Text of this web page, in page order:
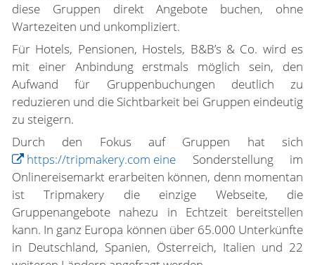
diese Gruppen direkt Angebote buchen, ohne
Wartezeiten und unkompliziert.
Für Hotels, Pensionen, Hostels, B&B’s & Co. wird es
mit einer Anbindung erstmals möglich sein, den
Aufwand für Gruppenbuchungen deutlich zu
reduzieren und die Sichtbarkeit bei Gruppen eindeutig
zu steigern.
Durch den Fokus auf Gruppen hat sich
https://tripmakery.com eine Sonderstellung im
Onlinereisemarkt erarbeiten können, denn momentan
ist Tripmakery die einzige Webseite, die
Gruppenangebote nahezu in Echtzeit bereitstellen
kann. In ganz Europa können über 65.000 Unterkünfte
in Deutschland, Spanien, Österreich, Italien und 22